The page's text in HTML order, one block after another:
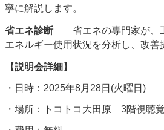
寧に解説します。
省エネ診断 省エネの専門家が、
エネルギー使用状況を分析し、改善
【説明会詳細】
・日時：2025年8月28日(火曜日)
・場所：トコトコ大田原 3階視聴